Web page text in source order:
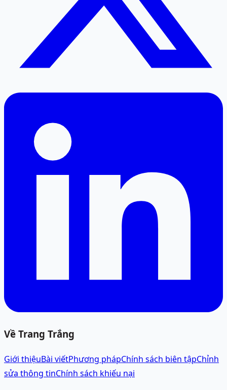
Về Trang Trắng
Giới thiệuBài viếtPhương phápChính sách biên tậpChỉnh
sửa thông tinChính sách khiếu nại